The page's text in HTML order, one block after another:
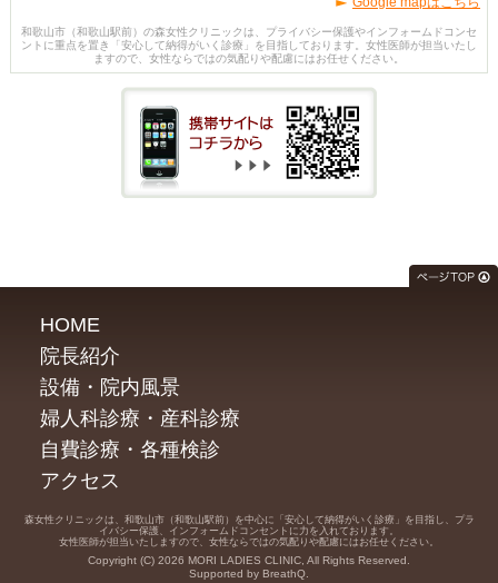
和歌山市（和歌山駅前）の森女性クリニックは、プライバシー保護やインフォームドコンセ
ントに重点を置き「安心して納得がいく診療」を目指しております。女性医師が担当いたし
ますので、女性ならではの気配りや配慮にはお任せください。
HOME
院長紹介
設備・院内風景
婦人科診療・産科診療
自費診療・各種検診
アクセス
森女性クリニックは、和歌山市（和歌山駅前）を中心に「安心して納得がいく診療」を目指し、プラ
イバシー保護、インフォームドコンセントに力を入れております。
女性医師が担当いたしますので、女性ならではの気配りや配慮にはお任せください。
Copyright (C) 2026 MORI LADIES CLINIC, All Rights Reserved.
Supported by BreathQ.